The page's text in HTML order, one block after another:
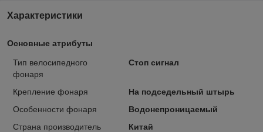
Характеристики
Основные атрибуты
Тип велосипедного
фонаря
Стоп сигнал
Крепление фонаря
На подседельный штырь
Особенности фонаря
Водонепроницаемый
Страна производитель
Китай